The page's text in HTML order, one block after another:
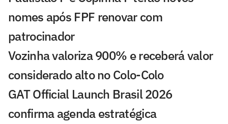
nomes após FPF renovar com
patrocinador
Vozinha valoriza 900% e receberá valor
considerado alto no Colo-Colo
GAT Official Launch Brasil 2026
confirma agenda estratégica